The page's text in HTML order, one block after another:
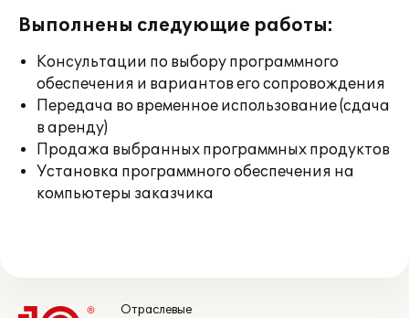
Выполнены следующие работы:
Консультации по выбору программного
обеспечения и вариантов его сопровождения
Передача во временное использование (сдача
в аренду)
Продажа выбранных программных продуктов
Установка программного обеспечения на
компьютеры заказчика
Отраслевые